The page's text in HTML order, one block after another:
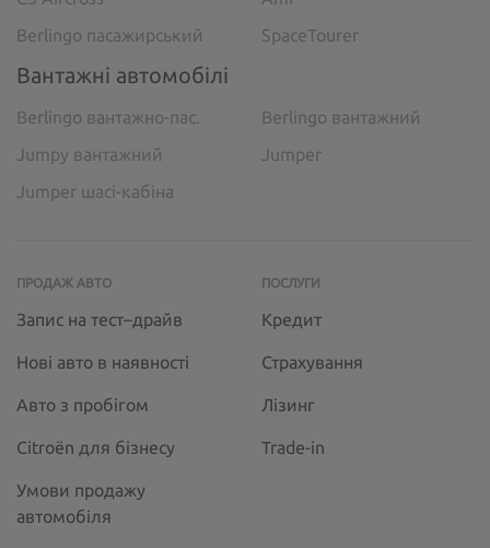
Berlingo пасажирський
SpaceTourer
Вантажні автомобілі
Berlingo вантажно-пас.
Berlingo вантажний
Jumpy вантажний
Jumper
Jumper шасі-кабіна
ПРОДАЖ АВТО
Запис на тест–драйв
Нові авто в наявності
Авто з пробігом
Citroёn для бізнесу
Умови продажу
автомобіля
ПОСЛУГИ
Кредит
Страхування
Лізинг
Trade-in